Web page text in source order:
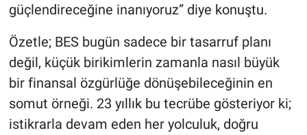
güçlendireceğine inanıyoruz” diye konuştu.
Özetle; BES bugün sadece bir tasarruf planı
değil, küçük birikimlerin zamanla nasıl büyük
bir finansal özgürlüğe dönüşebileceğinin en
somut örneği. 23 yıllık bu tecrübe gösteriyor ki;
istikrarla devam eden her yolculuk, doğru